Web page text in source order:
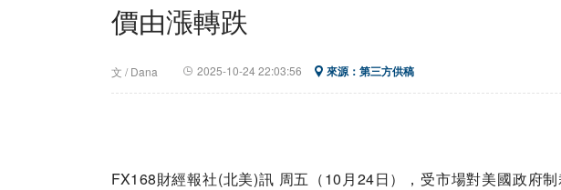
價由漲轉跌
文 / Dana 2025-10-24 22:03:56 來源：第三方供稿
FX168財經報社(北美)訊 周五（10月24日），受市場對美國政府